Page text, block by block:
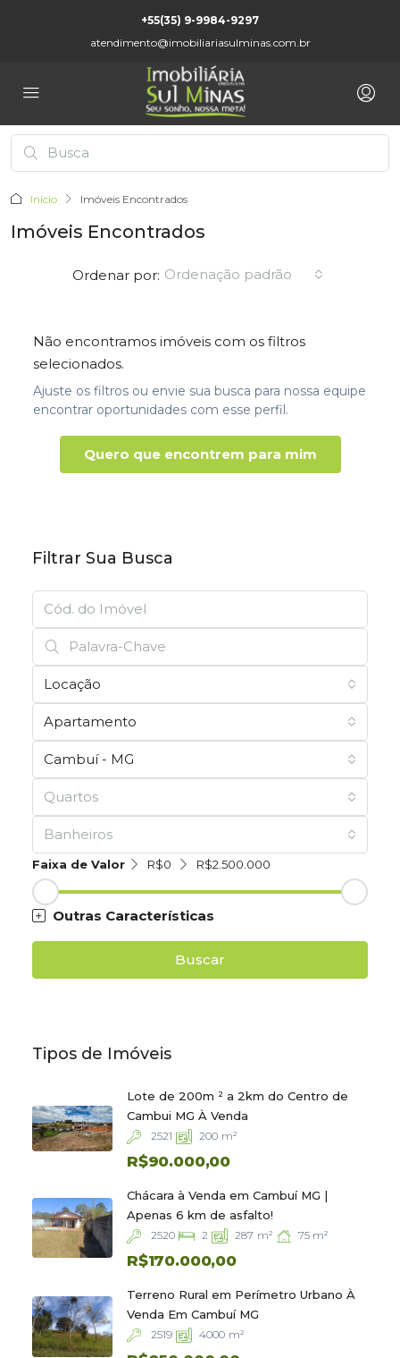
+55(35) 9-9984-9297
atendimento@imobiliariasulminas.com.br
Início Imóveis Encontrados
Imóveis Encontrados
Ordenar por: Ordenação padrão
Não encontramos imóveis com os filtros
selecionados.
Ajuste os filtros ou envie sua busca para nossa equipe
encontrar oportunidades com esse perfil.
Quero que encontrem para mim
Filtrar Sua Busca
Locação
Apartamento
Cambuí - MG
Quartos
Banheiros
Faixa de Valor R$0 R$2.500.000
Outras Características
Buscar
Tipos de Imóveis
Lote de 200m ² a 2km do Centro de
Cambui MG À Venda
2521 200 m²
R$90.000,00
Chácara à Venda em Cambuí MG |
Apenas 6 km de asfalto!
2520 2 287 m² 75 m²
R$170.000,00
Terreno Rural em Perímetro Urbano À
Venda Em Cambuí MG
2519 4000 m²